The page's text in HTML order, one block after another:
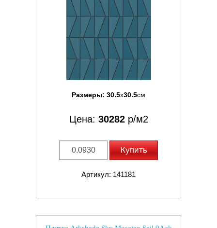
Размеры: 30.5x30.5см
Цена: 30282р/м2
Купить
Артикул: 141181